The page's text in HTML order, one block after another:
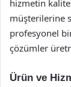
hizmetin
müşterilerine
profesyonel
çözümler
Ürün ve